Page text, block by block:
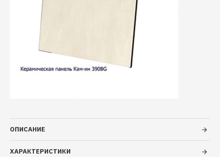
ОПИСАНИЕ
ХАРАКТЕРИСТИКИ